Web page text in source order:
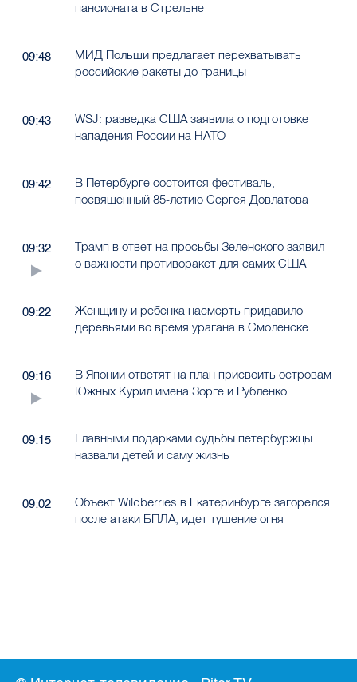
пансионата в Стрельне
09:48
МИД Польши предлагает перехватывать
российские ракеты до границы
09:43
WSJ: разведка США заявила о подготовке
нападения России на НАТО
09:42
В Петербурге состоится фестиваль,
посвященный 85-летию Сергея Довлатова
09:32
Трамп в ответ на просьбы Зеленского заявил
о важности противоракет для самих США
09:22
Женщину и ребенка насмерть придавило
деревьями во время урагана в Смоленске
09:16
В Японии ответят на план присвоить островам
Южных Курил имена Зорге и Рубленко
09:15
Главными подарками судьбы петербуржцы
назвали детей и саму жизнь
09:02
Объект Wildberries в Екатеринбурге загорелся
после атаки БПЛА, идет тушение огня